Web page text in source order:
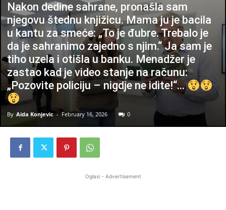
Nakon dedine sahrane, pronašla sam
njegovu štednu knjižicu. Mama ju je bacila
u kantu za smeće: „To je đubre. Trebalo je
da je sahranimo zajedno s njim.“ Ja sam je
tiho uzela i otišla u banku. Menadžer je
zastao kad je video stanje na računu:
„Pozovite policiju – nigdje ne idite!“…
By Aida Konjevic - February 16, 2026 0
Oglasi - Advertisement